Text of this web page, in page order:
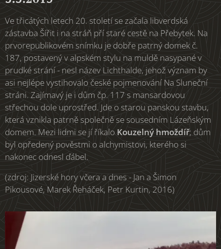
Ve třicátých letech 20. století se začala libverdská
zástavba Šířit i na stráň pří staré cestě na Přebytek. Na
prvorepublikovém snímku je dobře patrný domek č.
187, postavený v alpském stylu na muldě nasypané v
prudké strání - nesl název Lichthalde, jehož význam by
asi nejlépe vystihovalo české pojmenování Na Sluneční
stráni. Zajímavý je i dům čp. 117 s mansardovou
střechou dole uprostřed. Jde o starou panskou stavbu,
která vznikla patrně společně se sousedním Lázeňským
domem. Mezi lidmi se jí říkaloKouzelný hmoždíř; dům
byl opředený pověstmi o alchymistovi, kterého si
nakonec odnesl ďábel.
(zdroj: Jizerské hory včera a dnes - Jan a Šimon
Pikousové, Marek Řeháček, Petr Kurtin, 2016)